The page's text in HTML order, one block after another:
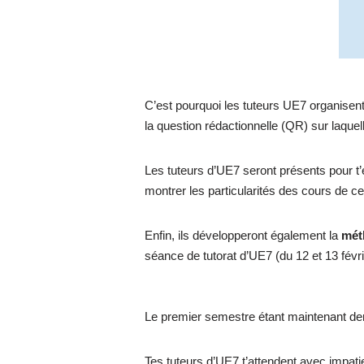
C’est pourquoi les tuteurs UE7
la question rédactionnelle (QR) sur
Les tuteurs d’UE7 seront présents pour
montrer les particularités des cours de
Enfin, ils développeront également la
séance de tutorat d’UE7 (du 12 et 13
Le premier semestre étant maintenant
Tes tuteurs d’UE7 t’attendent avec